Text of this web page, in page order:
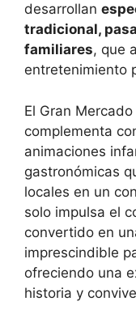
desarrollan
tradicional,
familiares, que
entretenimiento
El Gran
complementa
animaciones
gastronómicas
locales en un
solo impulsa el
convertido en
imprescindible
ofreciendo una
historia y